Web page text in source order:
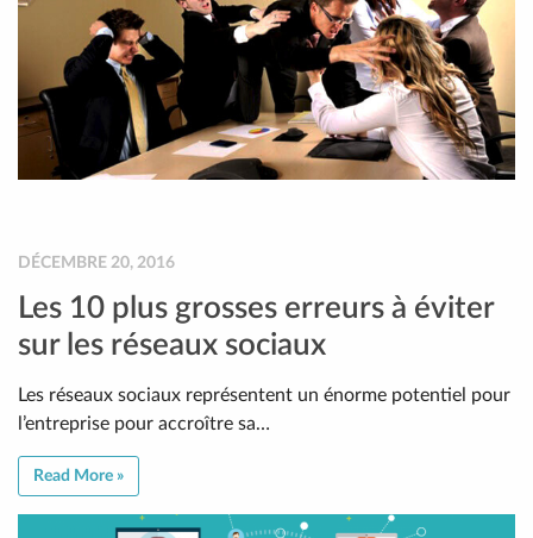
DÉCEMBRE 20, 2016
Les 10 plus grosses erreurs à éviter
sur les réseaux sociaux
Les réseaux sociaux représentent un énorme potentiel pour
l’entreprise pour accroître sa…
Read More »